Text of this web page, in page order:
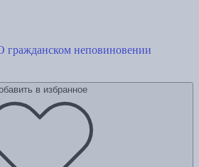
гражданском неповиновении
в избранное